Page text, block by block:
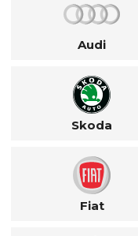
Audi
Skoda
Fiat